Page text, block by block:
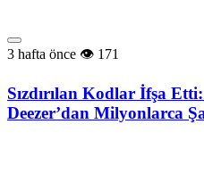
3 hafta önce 171
Sızdırılan Kodlar İfşa
Deezer’dan Milyonlarca